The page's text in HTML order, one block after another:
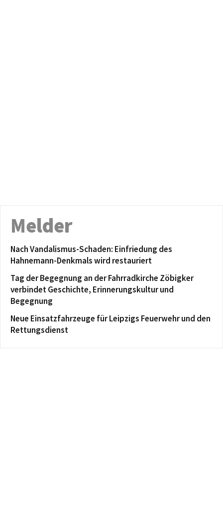
Melder
Nach Vandalismus-Schaden: Einfriedung des
Hahnemann-Denkmals wird restauriert
Tag der Begegnung an der Fahrradkirche Zöbigker
verbindet Geschichte, Erinnerungskultur und
Begegnung
Neue Einsatzfahrzeuge für Leipzigs Feuerwehr und den
Rettungsdienst